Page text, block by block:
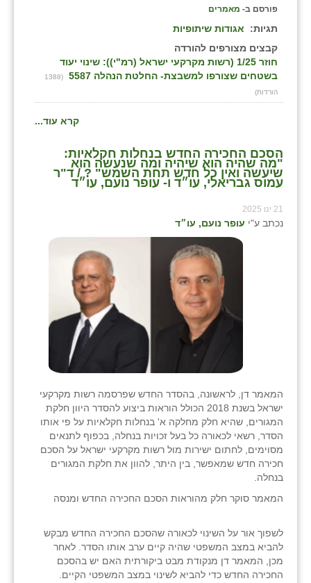
פורסם ב- מאמרים
תגיות:
אגודות שיתופיות
קבצים מצורפים להורדה
חוזר 1/25 (רשות מקרקעי ישראל (רמ"י)): שינוי יעוד
בשטחים שצורפו למשבצת- החלטת הנהלה 5587
(1388
הורדות)
קרא עוד...
הסכם החכירה החדש בנחלות חקלאיות:
"מה שהיה הוא שיהיה ומה שנעשה הוא
שיעשה ואין כל חדש תחת השמש" ? / ד"ר
עמוס גבריאלי, עו״ד ו- עופר נועם, עו״ד
21 ינו 2025
נכתב ע"י עופר נועם, עו״ד
המאמר דן, לראשונה, בהסדר החדש שפרסמה רשות מקרקעי
ישראל בשנת 2018 הכולל הוראות ביצוע להסדר היוון חלקת
המגורים, שהיא חלק מחלקה א' בנחלות חקלאיות על פי אותו
הסדר, רשאי לכאורה כל בעל זכויות בנחלה, בכפוף לתנאים
מסוימים, לחתום ישירות מול רשות מקרקעי ישראל על הסכם
חכירה חדש שמאפשר, בין היתר, להוון את חלקת המגורים
בנחלה.
המאמר סוקר חלק מהוראות הסכם החכירה החדש ומנסה
לשפוך אור על השינוי לכאורה שהסכם החכירה החדש מבקש
להביא במצב המשפטי שהיה קיים ערב אותו הסדר. לאחר
מכן, המאמר דן מנקודת מבט ביקורתית האם יש בהסכם
החכירה החדש כדי להביא לשינוי במצב המשפטי הקיים.